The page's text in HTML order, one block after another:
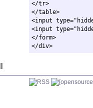
</tr>
</table>
<input
<input
</form>